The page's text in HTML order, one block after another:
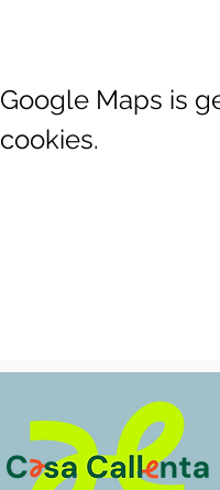
Google Maps is
cookies.